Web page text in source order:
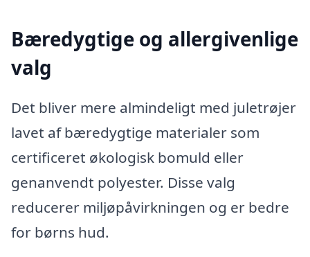
Bæredygtige og allergivenlige
valg
Det bliver mere almindeligt med juletrøjer
lavet af bæredygtige materialer som
certificeret økologisk bomuld eller
genanvendt polyester. Disse valg
reducerer miljøpåvirkningen og er bedre
for børns hud.